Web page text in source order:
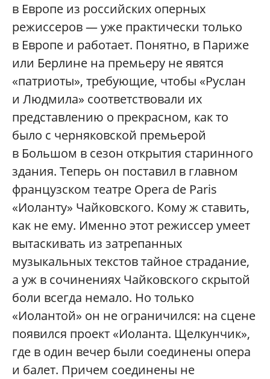
в Европе из российских оперных
режиссеров — уже практически только
в Европе и работает. Понятно, в Париже
или Берлине на премьеру не явятся
«патриоты», требующие, чтобы «Руслан
и Людмила» соответствовали их
представлению о прекрасном, как то
было с черняковской премьерой
в Большом в сезон открытия старинного
здания. Теперь он поставил в главном
французском театре Opera de Paris
«Иоланту» Чайковского. Кому ж ставить,
как не ему. Именно этот режиссер умеет
вытаскивать из затрепанных
музыкальных текстов тайное страдание,
а уж в сочинениях Чайковского скрытой
боли всегда немало. Но только
«Иолантой» он не ограничился: на сцене
появился проект «Иоланта. Щелкунчик»,
где в один вечер были соединены опера
и балет. Причем соединены не